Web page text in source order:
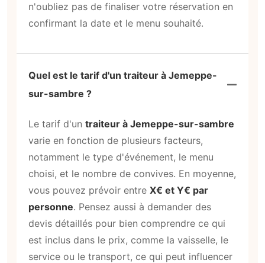
n'oubliez pas de finaliser votre réservation en
confirmant la date et le menu souhaité.
Quel est le tarif d'un traiteur à Jemeppe-
sur-sambre ?
Le tarif d'un traiteur à Jemeppe-sur-sambre
varie en fonction de plusieurs facteurs,
notamment le type d'événement, le menu
choisi, et le nombre de convives. En moyenne,
vous pouvez prévoir entre X€ et Y€ par
personne. Pensez aussi à demander des
devis détaillés pour bien comprendre ce qui
est inclus dans le prix, comme la vaisselle, le
service ou le transport, ce qui peut influencer